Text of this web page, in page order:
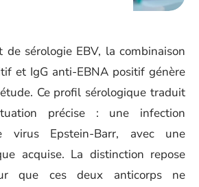
de sérologie EBV, la combinaison
et IgG anti-EBNA positif génère
Ce profil sérologique traduit
précise : une infection
virus Epstein-Barr, avec une
acquise. La distinction repose
que ces deux anticorps ne